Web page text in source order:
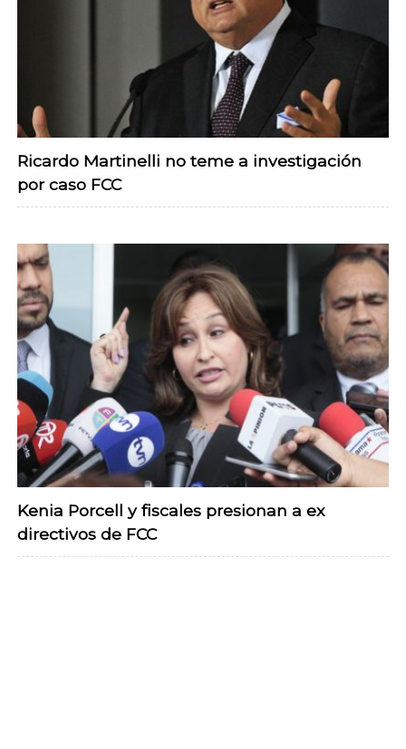
Ricardo Martinelli no teme a investigación
por caso FCC
Kenia Porcell y fiscales presionan a ex
directivos de FCC